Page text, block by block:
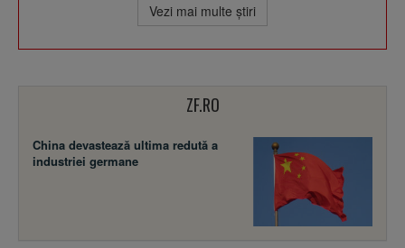
Vezi mai multe ştiri
ZF.RO
China devastează ultima redută a
industriei germane